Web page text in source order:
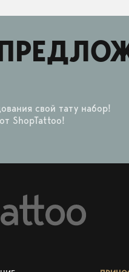
свой тату набор!
ShopTattoo!